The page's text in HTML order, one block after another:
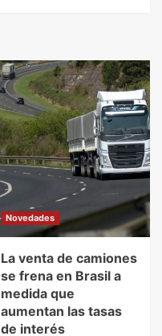
Novedades
La venta de camiones
se frena en Brasil a
medida que
aumentan las tasas
de interés